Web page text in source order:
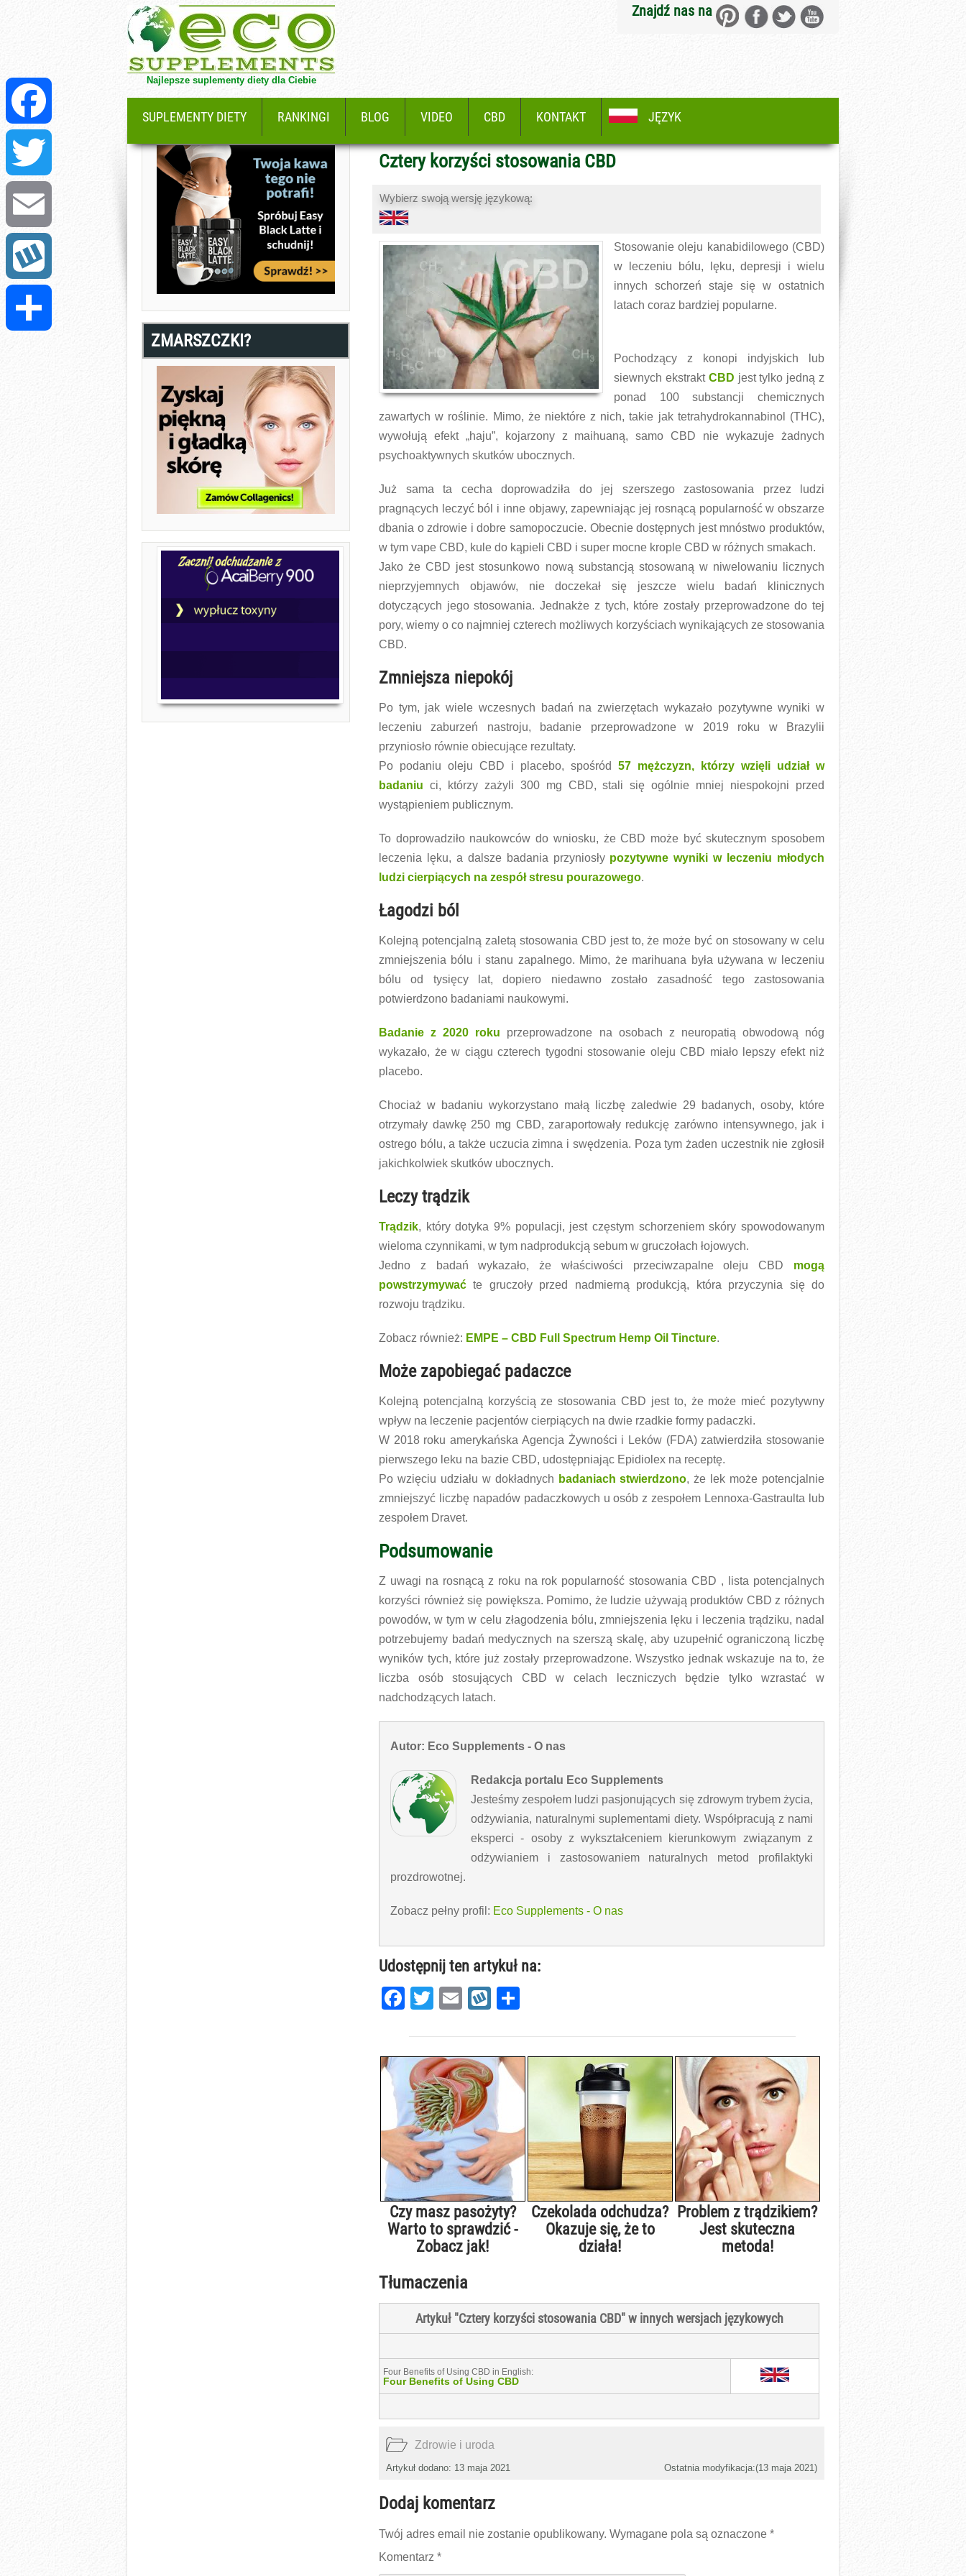
Najlepsze suplementy diety dla Ciebie
Znajdź nas na
SUPLEMENTY DIETY RANKINGI BLOG VIDEO CBD KONTAKT JĘZYK
Cztery korzyści stosowania CBD
Wybierz swoją wersję językową:
Stosowanie oleju kanabidilowego (CBD)
w leczeniu bólu, lęku, depresji i wielu
innych schorzeń staje się w ostatnich
latach coraz bardziej popularne.
Pochodzący z konopi indyjskich lub
siewnych ekstrakt CBD jest tylko jedną z
ponad 100 substancji chemicznych
zawartych w roślinie. Mimo, że niektóre z nich, takie jak tetrahydrokannabinol (THC),
wywołują efekt „haju”, kojarzony z maihuaną, samo CBD nie wykazuje żadnych
psychoaktywnych skutków ubocznych.
Już sama ta cecha doprowadziła do jej szerszego zastosowania przez ludzi
pragnących leczyć ból i inne objawy, zapewniając jej rosnącą popularność w obszarze
dbania o zdrowie i dobre samopoczucie. Obecnie dostępnych jest mnóstwo produktów,
w tym vape CBD, kule do kąpieli CBD i super mocne krople CBD w różnych smakach.
Jako że CBD jest stosunkowo nową substancją stosowaną w niwelowaniu licznych
nieprzyjemnych objawów, nie doczekał się jeszcze wielu badań klinicznych
dotyczących jego stosowania. Jednakże z tych, które zostały przeprowadzone do tej
pory, wiemy o co najmniej czterech możliwych korzyściach wynikających ze stosowania
CBD.
Zmniejsza niepokój
Po tym, jak wiele wczesnych badań na zwierzętach wykazało pozytywne wyniki w
leczeniu zaburzeń nastroju, badanie przeprowadzone w 2019 roku w Brazylii
przyniosło równie obiecujące rezultaty.
Po podaniu oleju CBD i placebo, spośród 57 mężczyzn, którzy wzięli udział w
badaniu ci, którzy zażyli 300 mg CBD, stali się ogólnie mniej niespokojni przed
wystąpieniem publicznym.
To doprowadziło naukowców do wniosku, że CBD może być skutecznym sposobem
leczenia lęku, a dalsze badania przyniosły pozytywne wyniki w leczeniu młodych
ludzi cierpiących na zespół stresu pourazowego.
Łagodzi ból
Kolejną potencjalną zaletą stosowania CBD jest to, że może być on stosowany w celu
zmniejszenia bólu i stanu zapalnego. Mimo, że marihuana była używana w leczeniu
bólu od tysięcy lat, dopiero niedawno zostało zasadność tego zastosowania
potwierdzono badaniami naukowymi.
Badanie z 2020 roku przeprowadzone na osobach z neuropatią obwodową nóg
wykazało, że w ciągu czterech tygodni stosowanie oleju CBD miało lepszy efekt niż
placebo.
Chociaż w badaniu wykorzystano małą liczbę zaledwie 29 badanych, osoby, które
otrzymały dawkę 250 mg CBD, zaraportowały redukcję zarówno intensywnego, jak i
ostrego bólu, a także uczucia zimna i swędzenia. Poza tym żaden uczestnik nie zgłosił
jakichkolwiek skutków ubocznych.
Leczy trądzik
Trądzik, który dotyka 9% populacji, jest częstym schorzeniem skóry spowodowanym
wieloma czynnikami, w tym nadprodukcją sebum w gruczołach łojowych.
Jedno z badań wykazało, że właściwości przeciwzapalne oleju CBD mogą
powstrzymywać te gruczoły przed nadmierną produkcją, która przyczynia się do
rozwoju trądziku.
Zobacz również: EMPE – CBD Full Spectrum Hemp Oil Tincture.
Może zapobiegać padaczce
Kolejną potencjalną korzyścią ze stosowania CBD jest to, że może mieć pozytywny
wpływ na leczenie pacjentów cierpiących na dwie rzadkie formy padaczki.
W 2018 roku amerykańska Agencja Żywności i Leków (FDA) zatwierdziła stosowanie
pierwszego leku na bazie CBD, udostępniając Epidiolex na receptę.
Po wzięciu udziału w dokładnych badaniach stwierdzono, że lek może potencjalnie
zmniejszyć liczbę napadów padaczkowych u osób z zespołem Lennoxa-Gastraulta lub
zespołem Dravet.
Podsumowanie
Z uwagi na rosnącą z roku na rok popularność stosowania CBD , lista potencjalnych
korzyści również się powiększa. Pomimo, że ludzie używają produktów CBD z różnych
powodów, w tym w celu złagodzenia bólu, zmniejszenia lęku i leczenia trądziku, nadal
potrzebujemy badań medycznych na szerszą skalę, aby uzupełnić ograniczoną liczbę
wyników tych, które już zostały przeprowadzone. Wszystko jednak wskazuje na to, że
liczba osób stosujących CBD w celach leczniczych będzie tylko wzrastać w
nadchodzących latach.
Autor: Eco Supplements - O nas
Redakcja portalu Eco Supplements
Jesteśmy zespołem ludzi pasjonujących się zdrowym trybem życia,
odżywiania, naturalnymi suplementami diety. Współpracują z nami
eksperci - osoby z wykształceniem kierunkowym związanym z
odżywianiem i zastosowaniem naturalnych metod profilaktyki
prozdrowotnej.
Zobacz pełny profil: Eco Supplements - O nas
Udostępnij ten artykuł na:
Facebook
TwitterEmailWykop
Czy masz pasożyty?
Warto to sprawdzić -
Zobacz jak!
Czekolada odchudza?
Okazuje się, że to
działa!
Problem z trądzikiem?
Jest skuteczna
metoda!
Tłumaczenia
Artykuł "Cztery korzyści stosowania CBD" w innych wersjach językowych
Four Benefits of Using CBD in English:
Four Benefits of Using CBD
Zdrowie i uroda
Artykuł dodano: 13 maja 2021 Ostatnia modyfikacja:(13 maja 2021)
Dodaj komentarz
Twój adres email nie zostanie opublikowany. Wymagane pola są oznaczone *
Komentarz *
ZMARSZCZKI?
Facebook
Twitter
Email